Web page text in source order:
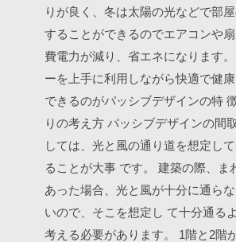
りが良く、冬は太陽の光などで部
することができるのでエアコンや
費電力が減り、省エネになります。
ーを上手に利用しながら快適で健
できるのがパッシブデザインの特
りの考え方 パッシブデザインの間
しては、光と風の通り道を想定し
ることが大事 です。
建築の際、ま
あった場合、光と風が十分に通ら
いので、そこを想定し て十分通る
考える必要があります。
1階と2階